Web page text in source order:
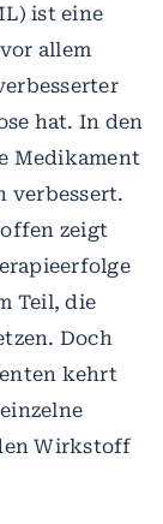
ist eine
allem
hat. In den
Medikament
verbessert.
zeigt
Teil, die
Doch
kehrt
Wirkstoff